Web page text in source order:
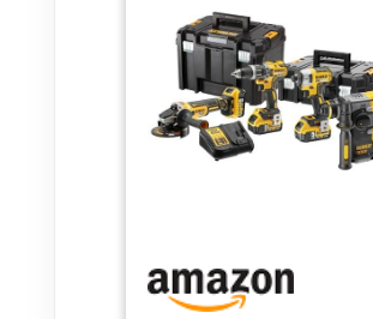
Découvrez notre large
d'accessoires, y compris
(DT70702-QZ), (DT20502-
(DT70731T-QZ), pour cet
spécifique, vendus